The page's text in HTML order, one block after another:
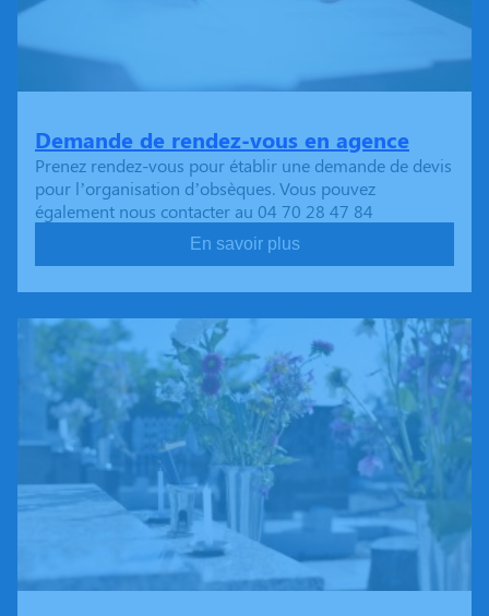
Demande de rendez-vous en agence
Prenez rendez-vous pour établir une demande de devis
pour l’organisation d’obsèques. Vous pouvez
également nous contacter au 04 70 28 47 84
En savoir plus